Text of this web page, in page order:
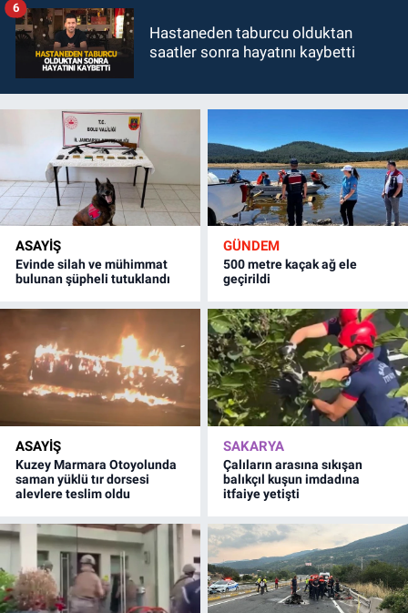
Hastaneden taburcu olduktan
saatler sonra hayatını kaybetti
6
ASAYİŞ
Evinde silah ve mühimmat
bulunan şüpheli tutuklandı
GÜNDEM
500 metre kaçak ağ ele
geçirildi
ASAYİŞ
Kuzey Marmara Otoyolunda
saman yüklü tır dorsesi
alevlere teslim oldu
SAKARYA
Çalıların arasına sıkışan
balıkçıl kuşun imdadına
itfaiye yetişti